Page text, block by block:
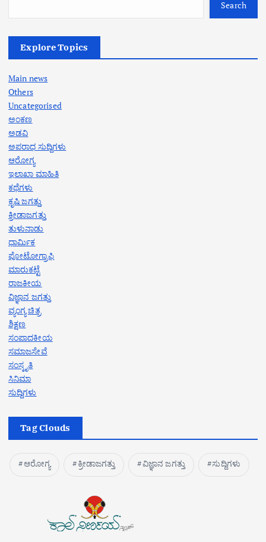
Search
Explore Topics
Main news
Others
Uncategorised
ಅಂಕಣ
ಅಡವಿ
ಅಪರಾಧ ಸುದ್ದಿಗಳು
ಆರೋಗ್ಯ
ಇಲಾಖಾ ಮಾಹಿತಿ
ಕಥೆಗಳು
ಕೃಷಿ ಜಗತ್ತು
ಕ್ರೀಡಾಜಗತ್ತು
ತುಳುನಾಡು
ಧಾರ್ಮಿಕ
ಪೋಟೋಗ್ರಾಫಿ
ಮಾರುಕಟ್ಟೆ
ರಾಜಕೀಯ
ವಿಜ್ಞಾನ ಜಗತ್ತು
ವ್ಯಂಗ್ಯ ಚಿತ್ರ
ಶಿಕ್ಷಣ
ಸಂಪಾದಕೀಯ
ಸಮಾಜಸೇವೆ
ಸಂಸ್ಕೃತಿ
ಸಿನಿಮಾ
ಸುದ್ದಿಗಳು
Tag Clouds
ಆರೋಗ್ಯ ಕ್ರೀಡಾಜಗತ್ತು ವಿಜ್ಞಾನ ಜಗತ್ತು ಸುದ್ದಿಗಳು